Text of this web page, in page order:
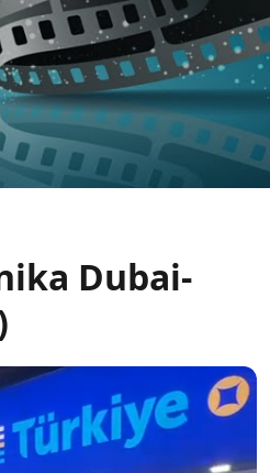
Dubai-